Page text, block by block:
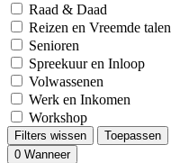
Raad & Daad
Reizen en Vreemde talen
Senioren
Spreekuur en Inloop
Volwassenen
Werk en Inkomen
Workshop
Filters wissen
Toepassen
0 Wanneer